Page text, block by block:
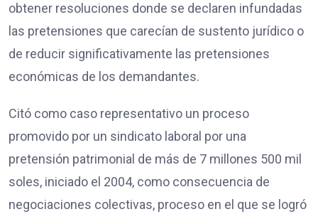
obtener resoluciones donde se declaren infundadas
las pretensiones que carecían de sustento jurídico o
de reducir significativamente las pretensiones
económicas de los demandantes.
Citó como caso representativo un proceso
promovido por un sindicato laboral por una
pretensión patrimonial de más de 7 millones 500 mil
soles, iniciado el 2004, como consecuencia de
negociaciones colectivas, proceso en el que se logró